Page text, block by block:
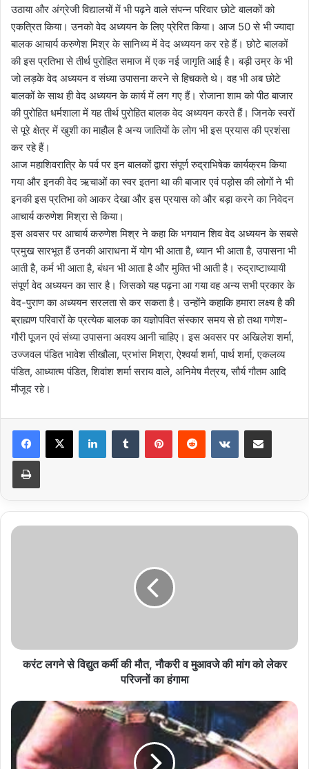
उठाया और अंग्रेजी विद्यालयों में भी पढ़ने वाले संपन्न परिवार छोटे बालकों को
एकत्रित किया। उनको वेद अध्ययन के लिए प्रेरित किया। आज 50 से भी ज्यादा
बालक आचार्य करुणेश मिश्र के सानिध्य में वेद अध्ययन कर रहे हैं। छोटे बालकों
की इस प्रतिभा से तीर्थ पुरोहित समाज में एक नई जागृति आई है। बड़ी उम्र के भी
जो लड़के वेद अध्ययन व संध्या उपासना करने से हिचकते थे। वह भी अब छोटे
बालकों के साथ ही वेद अध्ययन के कार्य में लग गए हैं। रोजाना शाम को पीठ बाजार
की पुरोहित धर्मशाला में यह तीर्थ पुरोहित बालक वेद अध्ययन करते हैं। जिनके स्वरों
से पूरे क्षेत्र में खुशी का माहौल है अन्य जातियों के लोग भी इस प्रयास की प्रशंसा
कर रहे हैं।
आज महाशिवरात्रि के पर्व पर इन बालकों द्वारा संपूर्ण रुद्राभिषेक कार्यक्रम किया
गया और इनकी वेद ऋचाओं का स्वर इतना था की बाजार एवं पड़ोस की लोगों ने भी
इनकी इस प्रतिभा को आकर देखा और इस प्रयास को और बड़ा करने का निवेदन
आचार्य करुणेश मिश्रा से किया।
इस अवसर पर आचार्य करुणेश मिश्र ने कहा कि भगवान शिव वेद अध्ययन के सबसे
प्रमुख सारभूत हैं उनकी आराधना में योग भी आता है, ध्यान भी आता है, उपासना भी
आती है, कर्म भी आता है, बंधन भी आता है और मुक्ति भी आती है। रुद्राष्टाध्यायी
संपूर्ण वेद अध्ययन का सार है। जिसको यह पढ़ना आ गया वह अन्य सभी प्रकार के
वेद-पुराण का अध्ययन सरलता से कर सकता है। उन्होंने कहाकि हमारा लक्ष्य है की
ब्राह्मण परिवारों के प्रत्येक बालक का यज्ञोपवित संस्कार समय से हो तथा गणेश-
गौरी पूजन एवं संध्या उपासना अवश्य आनी चाहिए। इस अवसर पर अखिलेश शर्मा,
उज्जवल पंडित भावेश सीखौला, प्रभांस मिश्रा, ऐश्वर्या शर्मा, पार्थ शर्मा, एकलव्य
पंडित, आध्यात्म पंडित, शिवांश शर्मा सराय वाले, अनिमेष मैत्रय, सौर्य गौतम आदि
मौजूद रहे।
LinkedInTumblr PinterestReddit VKontakteShare via Email
Print
करंट
व
मुआवजे
को
परिजनों
का
हंगामा
करंट लगने से विद्युत कर्मी की मौत, नौकरी व मुआवजे की मांग को लेकर
परिजनों का हंगामा
हरिद्वार
छात्रा
को
गोली